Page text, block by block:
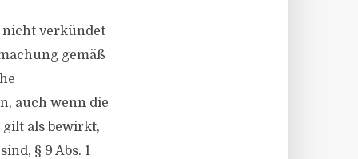
nicht verkündet
gemäß
auch wenn die
gilt als bewirkt,
§ 9 Abs. 1